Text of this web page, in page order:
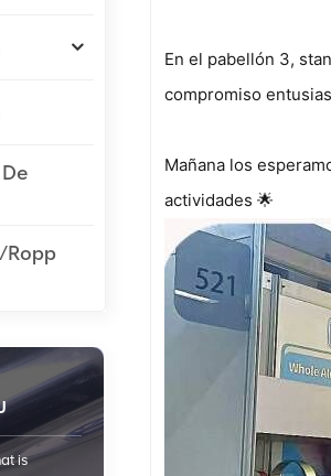
En el pabellón 3,
compromiso
Mañana los
actividades 🌟
Ropp
is